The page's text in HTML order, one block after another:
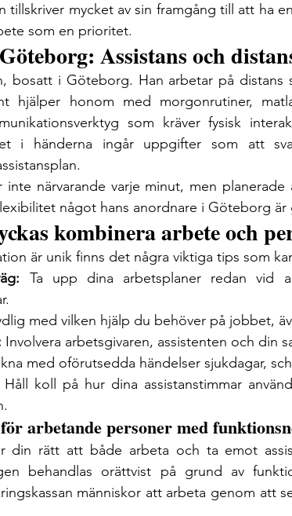
tillskriver mycket av sin framgång till att ha
som en prioritet.
Assistans och
bosatt i Göteborg. Han arbetar på distans
hjälper honom med morgonrutiner,
som kräver fysisk
i händerna ingår uppgifter som att
inte närvarande varje minut, men
något hans anordnare i Göteborg är
kombinera arbete och
är unik finns det några viktiga tips som
Ta upp dina arbetsplaner redan vid
med vilken hjälp du behöver på jobbet,
Involvera arbetsgivaren, assistenten och din
med oförutsedda händelser sjukdagar,
Håll koll på hur dina assistanstimmar
arbetande personer med
din rätt att både arbeta och ta emot
behandlas orättvist på grund av
människor att arbeta genom att